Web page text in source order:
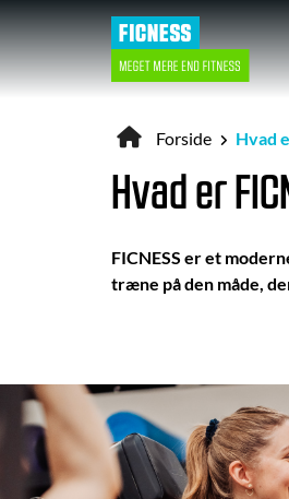
Gå
til
hovedindhold
Forside Hvad
Hvad er
FICNESS er et
træne på den måde,
Videofil